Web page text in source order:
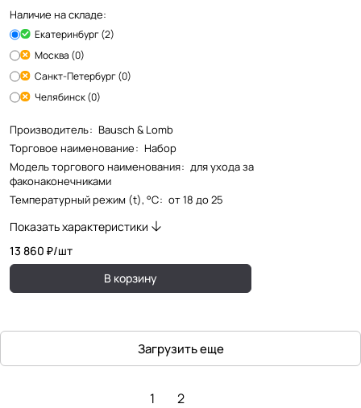
Наличие на складе:
Екатеринбург (2)
Москва (0)
Санкт-Петербург (0)
Челябинск (0)
Производитель: Bausch & Lomb
Торговое наименование: Набор
Модель торгового наименования: для ухода за
факонаконечниками
Температурный режим (t), °С: от 18 до 25
Показать характеристики
13 860 ₽/шт
В корзину
Загрузить еще
1 2